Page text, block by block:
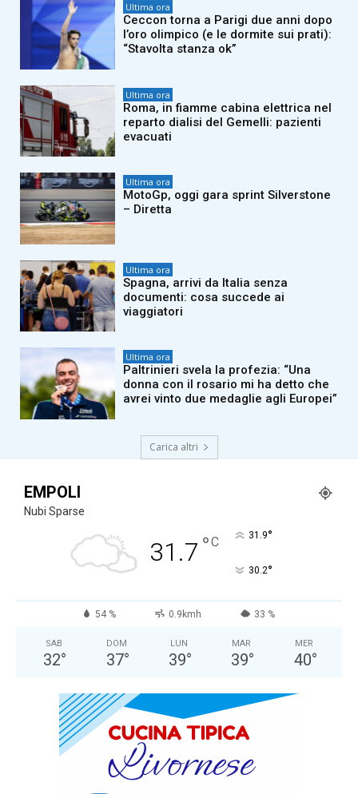
Ultima ora
Ceccon torna a Parigi due anni dopo
l’oro olimpico (e le dormite sui prati):
“Stavolta stanza ok”
Ultima ora
Roma, in fiamme cabina elettrica nel
reparto dialisi del Gemelli: pazienti
evacuati
Ultima ora
MotoGp, oggi gara sprint Silverstone
– Diretta
Ultima ora
Spagna, arrivi da Italia senza
documenti: cosa succede ai
viaggiatori
Ultima ora
Paltrinieri svela la profezia: “Una
donna con il rosario mi ha detto che
avrei vinto due medaglie agli Europei”
Carica altri
EMPOLI
Nubi Sparse
31.7 °C 31.9°
30.2°
54 % 0.9kmh 33 %
SAB
32°
DOM
37°
LUN
39°
MAR
39°
MER
40°